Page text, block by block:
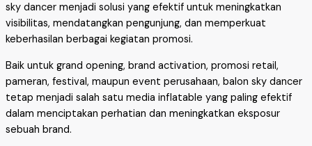
sky dancer menjadi solusi yang efektif untuk meningkatkan
visibilitas, mendatangkan pengunjung, dan memperkuat
keberhasilan berbagai kegiatan promosi.
Baik untuk grand opening, brand activation, promosi retail,
pameran, festival, maupun event perusahaan, balon sky dancer
tetap menjadi salah satu media inflatable yang paling efektif
dalam menciptakan perhatian dan meningkatkan eksposur
sebuah brand.